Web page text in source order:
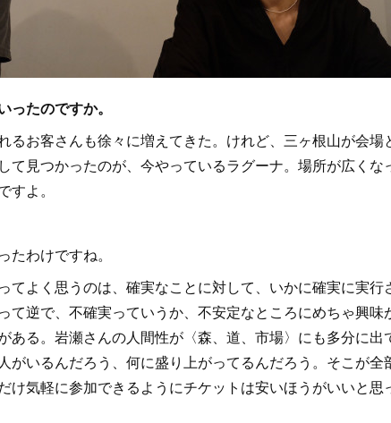
たのですか。
お客さんも徐々に増えてきた。けれど、三ヶ根山が会場
て見つかったのが、今やっているラグーナ。場所が広くな
よ。
わけですね。
よく思うのは、確実なことに対して、いかに確実に実行
逆で、不確実っていうか、不安定なところにめちゃ興味
る。岩瀬さんの人間性が〈森、道、市場〉にも多分に出
いるんだろう、何に盛り上がってるんだろう。そこが全
気軽に参加できるようにチケットは安いほうがいいと思